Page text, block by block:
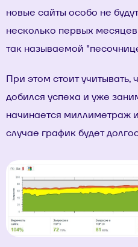
новые сайты особо не
несколько первых
так называемой
При этом стоит учитывать,
добился успеха и уже
начинается миллиметраж
случае график будет